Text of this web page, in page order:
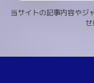
当サイトの記事内容やジ
せ